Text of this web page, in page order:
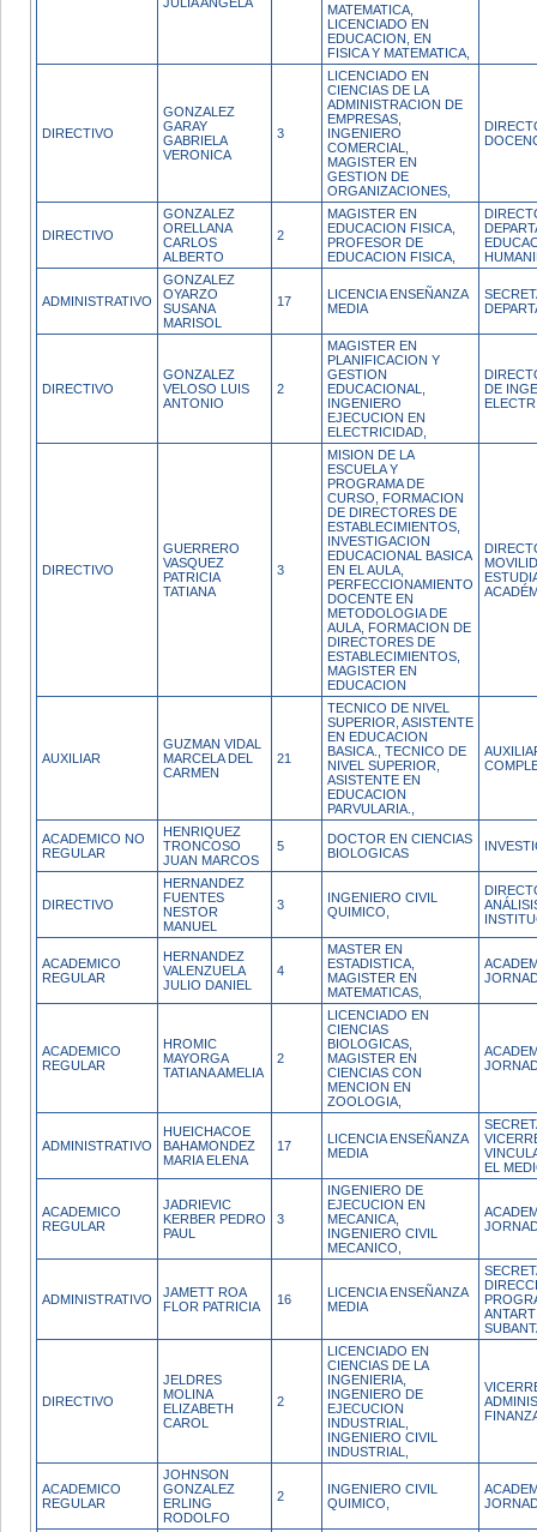
MATEMATICA,
LICENCIADO EN
EDUCACION, EN
FISICA Y MATEMATICA,
DIRECTIVO
GONZALEZ
GARAY
GABRIELA
VERONICA
3
LICENCIADO EN
CIENCIAS DE LA
ADMINISTRACION DE
EMPRESAS,
INGENIERO
COMERCIAL,
MAGISTER EN
GESTION DE
ORGANIZACIONES,
DIRECTIVO
GONZALEZ
ORELLANA
CARLOS
ALBERTO
2
MAGISTER EN
EDUCACION FISICA,
PROFESOR DE
EDUCACION FISICA,
ADMINISTRATIVO
GONZALEZ
OYARZO
SUSANA
MARISOL
17
LICENCIA ENSEÑANZA
MEDIA
DIRECTIVO
GONZALEZ
VELOSO LUIS
ANTONIO
2
MAGISTER EN
PLANIFICACION Y
GESTION
EDUCACIONAL,
INGENIERO
EJECUCION EN
ELECTRICIDAD,
DE
DIRECTIVO
GUERRERO
VASQUEZ
PATRICIA
TATIANA
3
MISION DE LA
ESCUELA Y
PROGRAMA DE
CURSO, FORMACION
DE DIRECTORES DE
ESTABLECIMIENTOS,
INVESTIGACION
EDUCACIONAL BASICA
EN EL AULA,
PERFECCIONAMIENTO
DOCENTE EN
METODOLOGIA DE
AULA, FORMACION DE
DIRECTORES DE
ESTABLECIMIENTOS,
MAGISTER EN
EDUCACION
AUXILIAR
GUZMAN VIDAL
MARCELA DEL
CARMEN
21
TECNICO DE NIVEL
SUPERIOR, ASISTENTE
EN EDUCACION
BASICA., TECNICO DE
NIVEL SUPERIOR,
ASISTENTE EN
EDUCACION
PARVULARIA.,
ACADEMICO NO
REGULAR
HENRIQUEZ
TRONCOSO
JUAN MARCOS
5
DOCTOR EN CIENCIAS
BIOLOGICAS
DIRECTIVO
HERNANDEZ
FUENTES
NESTOR
MANUEL
3
INGENIERO CIVIL
QUIMICO,
ACADEMICO
REGULAR
HERNANDEZ
VALENZUELA
JULIO DANIEL
4
MASTER EN
ESTADISTICA,
MAGISTER EN
MATEMATICAS,
ACADEMICO
REGULAR
HROMIC
MAYORGA
TATIANA AMELIA
2
LICENCIADO EN
CIENCIAS
BIOLOGICAS,
MAGISTER EN
CIENCIAS CON
MENCION EN
ZOOLOGIA,
ADMINISTRATIVO
HUEICHACOE
BAHAMONDEZ
MARIA ELENA
17
LICENCIA ENSEÑANZA
MEDIA
EL
ACADEMICO
REGULAR
JADRIEVIC
KERBER PEDRO
PAUL
3
INGENIERO DE
EJECUCION EN
MECANICA,
INGENIERO CIVIL
MECANICO,
ADMINISTRATIVO
JAMETT ROA
FLOR PATRICIA
16
LICENCIA ENSEÑANZA
MEDIA
DIRECTIVO
JELDRES
MOLINA
ELIZABETH
CAROL
2
LICENCIADO EN
CIENCIAS DE LA
INGENIERIA,
INGENIERO DE
EJECUCION
INDUSTRIAL,
INGENIERO CIVIL
INDUSTRIAL,
ACADEMICO
REGULAR
JOHNSON
GONZALEZ
ERLING
RODOLFO
2
INGENIERO CIVIL
QUIMICO,